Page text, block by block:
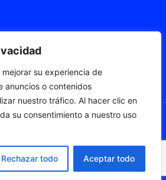
su experiencia de
anuncios o contenidos
nuestro tráfico. Al hacer clic en
su consentimiento a nuestro uso
Rechazar todo Aceptar todo